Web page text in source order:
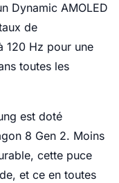
Dynamic AMOLED
de
120 Hz pour une
toutes les
est doté
8 Gen 2. Moins
cette puce
et ce en toutes